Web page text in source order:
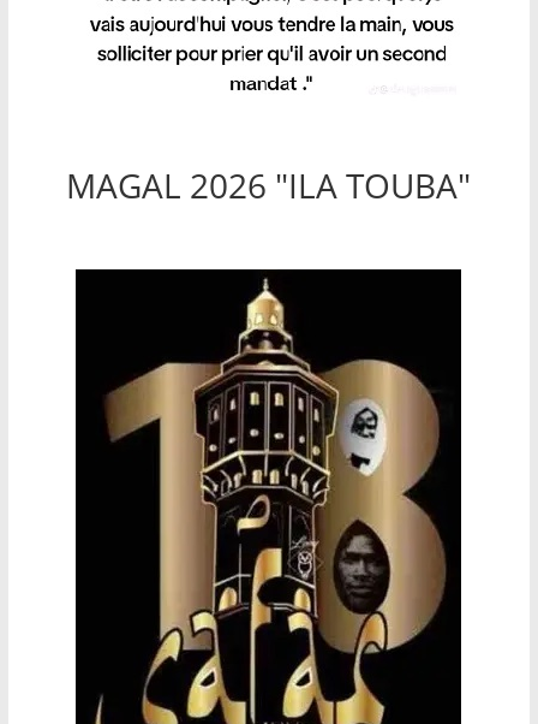
MAGAL 2026 "ILA TOUBA"